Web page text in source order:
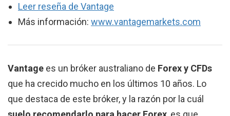
Leer reseña de Vantage
Más información: www.vantagemarkets.com
Vantage es un bróker australiano de Forex y CFDs
que ha crecido mucho en los últimos 10 años. Lo
que destaca de este bróker, y la razón por la cuál